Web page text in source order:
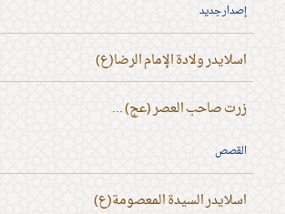
إصدار جديد
اسلايدر ولادة الإمام الرضا(ع)
زرت صاحب العصر (عج) ...
القصص
اسلايدر السيدة المعصومة(ع)